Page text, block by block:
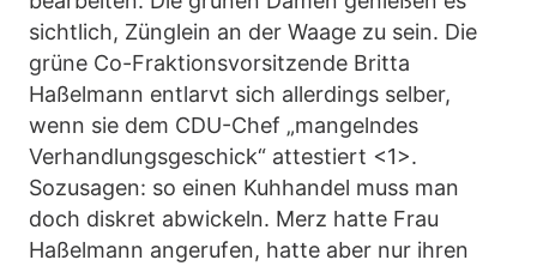
sichtlich, Zünglein an der Waage zu sein. Die
grüne Co-Fraktionsvorsitzende Britta
Haßelmann entlarvt sich allerdings selber,
wenn sie dem CDU-Chef „mangelndes
Verhandlungsgeschick“ attestiert <1>.
Sozusagen: so einen Kuhhandel muss man
doch diskret abwickeln. Merz hatte Frau
Haßelmann angerufen, hatte aber nur ihren